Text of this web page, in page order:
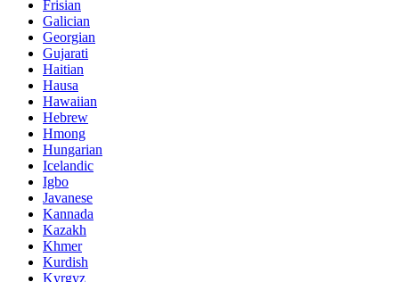
Frisian
Galician
Georgian
Gujarati
Haitian
Hausa
Hawaiian
Hebrew
Hmong
Hungarian
Icelandic
Igbo
Javanese
Kannada
Kazakh
Khmer
Kurdish
Kyrgyz